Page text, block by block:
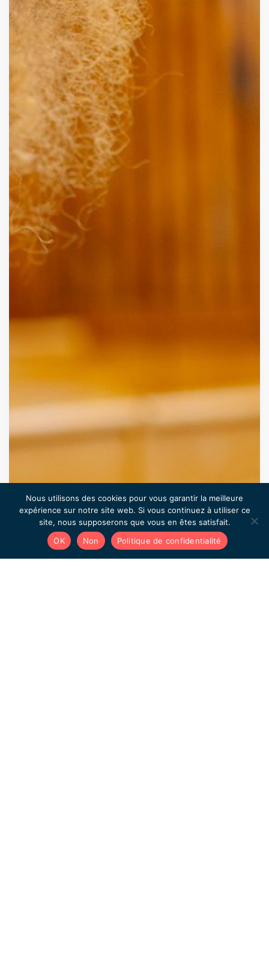
Nous utilisons des cookies pour vous garantir la meilleure
expérience sur notre site web. Si vous continuez à utiliser ce
site, nous supposerons que vous en êtes satisfait.
OK
Non Politique de confidentialité